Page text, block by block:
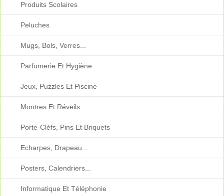
Produits Scolaires
Peluches
Mugs, Bols, Verres...
Parfumerie Et Hygiène
Jeux, Puzzles Et Piscine
Montres Et Réveils
Porte-Cléfs, Pins Et Briquets
Echarpes, Drapeau...
Posters, Calendriers...
Informatique Et Téléphonie